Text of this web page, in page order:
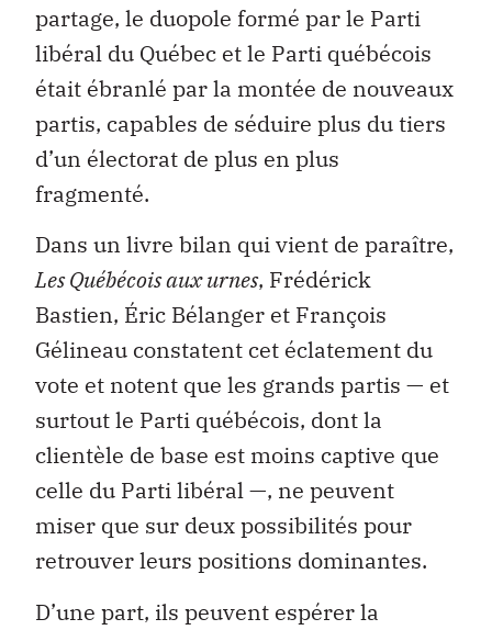
partage, le duopole formé par le Parti
libéral du Québec et le Parti québécois
était ébranlé par la montée de nouveaux
partis, capables de séduire plus du tiers
d’un électorat de plus en plus
fragmenté.
Dans un livre bilan qui vient de paraître,
Les Québécois aux urnes, Frédérick
Bastien, Éric Bélanger et François
Gélineau constatent cet éclatement du
vote et notent que les grands partis — et
surtout le Parti québécois, dont la
clientèle de base est moins captive que
celle du Parti libéral —, ne peuvent
miser que sur deux possibilités pour
retrouver leurs positions dominantes.
D’une part, ils peuvent espérer la